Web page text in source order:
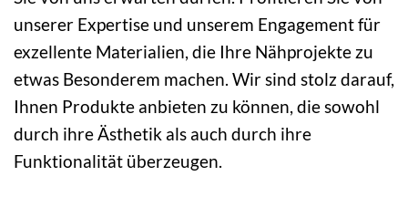
unserer Expertise und unserem Engagement für
exzellente Materialien, die Ihre Nähprojekte zu
etwas Besonderem machen. Wir sind stolz darauf,
Ihnen Produkte anbieten zu können, die sowohl
durch ihre Ästhetik als auch durch ihre
Funktionalität überzeugen.